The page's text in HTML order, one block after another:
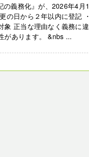
義務化』が、2026年4月1
の日から２年以内に登記 ・
象 正当な理由なく義務に違
があります。 &nbs ...